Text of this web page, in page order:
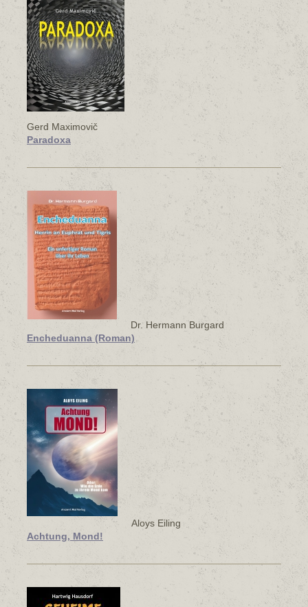
Gerd Maximovič
Paradoxa
Dr. Hermann Burgard
Encheduanna (Roman)
Aloys Eiling
Achtung, Mond!